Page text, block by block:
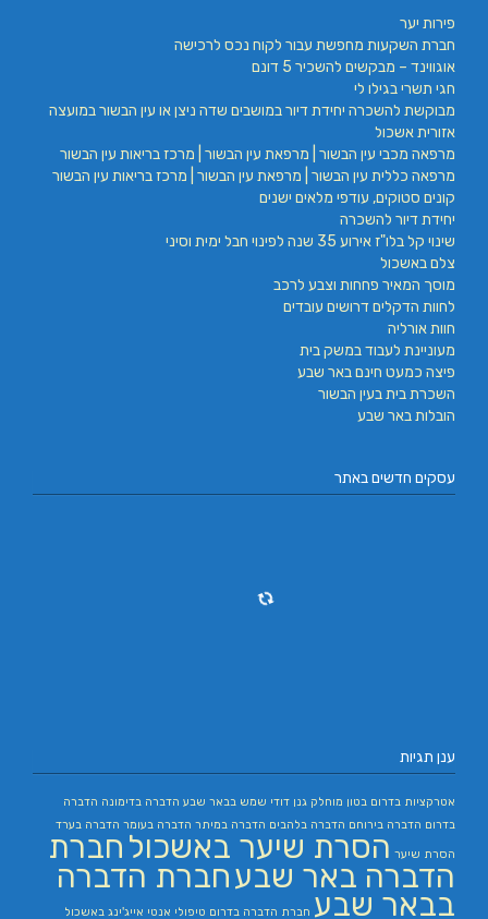
פירות יער
חברת השקעות מחפשת עבור לקוח נכס לרכישה
אוגווינד – מבקשים להשכיר 5 דונם
חגי תשרי בגילו לי
מבוקשת להשכרה יחידת דיור במושבים שדה ניצן או עין הבשור במועצה
אזורית אשכול
מרפאה מכבי עין הבשור | מרפאת עין הבשור | מרכז בריאות עין הבשור
מרפאה כללית עין הבשור | מרפאת עין הבשור | מרכז בריאות עין הבשור
קונים סטוקים, עודפי מלאים ישנים
יחידת דיור להשכרה
שינוי קל בלו"ז אירוע 35 שנה לפינוי חבל ימית וסיני
צלם באשכול
מוסך המאיר פחחות וצבע לרכב
לחוות הדקלים דרושים עובדים
חוות אורליה
מעוניינת לעבוד במשק בית
פיצה כמעט חינם באר שבע
השכרת בית בעין הבשור
הובלות באר שבע
עסקים חדשים באתר
ענן תגיות
אטרקציות בדרום בטון מוחלק גנן דודי שמש בבאר שבע הדברה בדימונה הדברה
בדרום הדברה בירוחם הדברה בלהבים הדברה במיתר הדברה בעומר הדברה בערד
הסרת שיער הסרת שיער באשכול חברת
הדברה באר שבעחברת הדברה
בבאר שבע חברת הדברה בדרום טיפולי אנטי אייג'ינג באשכול